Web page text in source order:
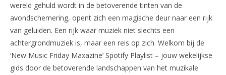
wereld gehuld wordt in de betoverende tinten van de
avondschemering, opent zich een magische deur naar een rijk
van geluiden. Een rijk waar muziek niet slechts een
achtergrondmuziek is, maar een reis op zich. Welkom bij de
‘New Music Friday Maxazine’ Spotify Playlist – jouw wekelijkse
gids door de betoverende landschappen van het muzikale